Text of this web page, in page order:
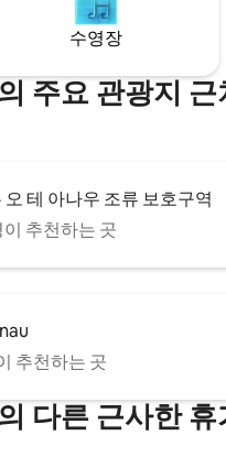
수영장
주요 관광지 근
테 아나우 조류 보호구역
추천하는 곳
추천하는 곳
다른 근사한 휴